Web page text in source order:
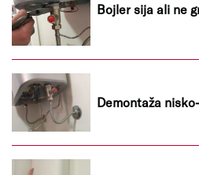
Bojler sija ali ne
Demontaža